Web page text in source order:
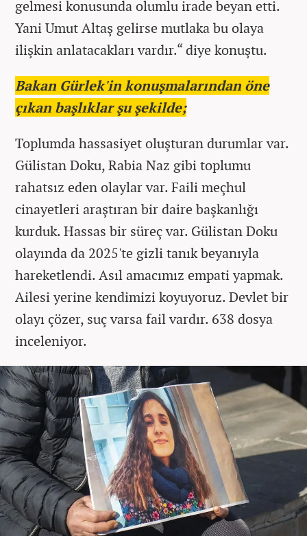
gelmesi konusunda olumlu irade beyan etti.
Yani Umut Altaş gelirse mutlaka bu olaya
ilişkin anlatacakları vardır.“ diye konuştu.
Bakan Gürlek'in konuşmalarından öne
çıkan başlıklar şu şekilde;
Toplumda hassasiyet oluşturan durumlar var.
Gülistan Doku, Rabia Naz gibi toplumu
rahatsız eden olaylar var. Faili meçhul
cinayetleri araştıran bir daire başkanlığı
kurduk. Hassas bir süreç var. Gülistan Doku
olayında da 2025'te gizli tanık beyanıyla
hareketlendi. Asıl amacımız empati yapmak.
Ailesi yerine kendimizi koyuyoruz. Devlet bir
olayı çözer, suç varsa fail vardır. 638 dosya
inceleniyor.